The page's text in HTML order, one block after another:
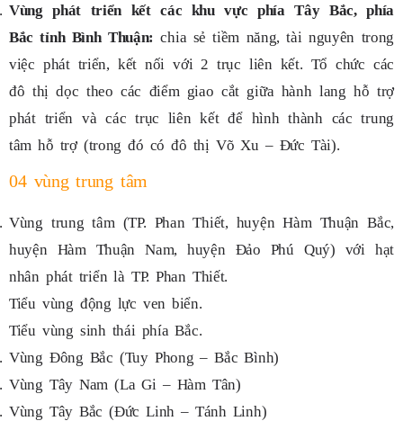
Vùng phát triển kết các khu vực phía Tây Bắc, phía
Bắc tỉnh Bình Thuận: chia sẻ tiềm năng, tài nguyên trong
việc phát triển, kết nối với 2 trục liên kết. Tổ chức các
đô thị dọc theo các điểm giao cắt giữa hành lang hỗ trợ
phát triển và các trục liên kết để hình thành các trung
tâm hỗ trợ (trong đó có đô thị Võ Xu – Đức Tài).
04 vùng trung tâm
Vùng trung tâm (TP. Phan Thiết, huyện Hàm Thuận Bắc,
huyện Hàm Thuận Nam, huyện Đảo Phú Quý) với hạt
nhân phát triển là TP. Phan Thiết.
Tiểu vùng động lực ven biển.
Tiểu vùng sinh thái phía Bắc.
Vùng Đông Bắc (Tuy Phong – Bắc Bình)
Vùng Tây Nam (La Gi – Hàm Tân)
Vùng Tây Bắc (Đức Linh – Tánh Linh)